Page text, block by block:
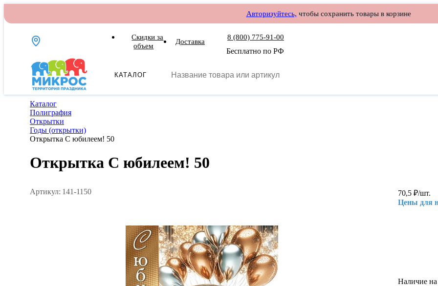
Авторизуйтесь, чтобы сохранить товары в корзине
Скидки за
объем
Доставка
8 (800) 775-91-00
Бесплатно по РФ
КАТАЛОГ
Каталог
Полиграфия
Открытки
Годы (открытки)
Открытка С юбилеем! 50
Открытка С юбилеем! 50
Артикул: 141-1150 70,5₽/шт.
Цены для
Наличие на